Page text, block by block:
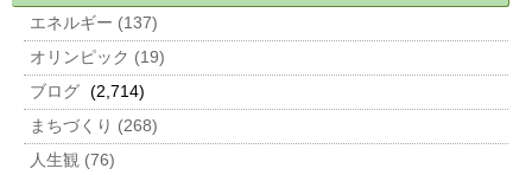
エネルギー (137)
オリンピック (19)
ブログ (2,714)
まちづくり (268)
人生観 (76)